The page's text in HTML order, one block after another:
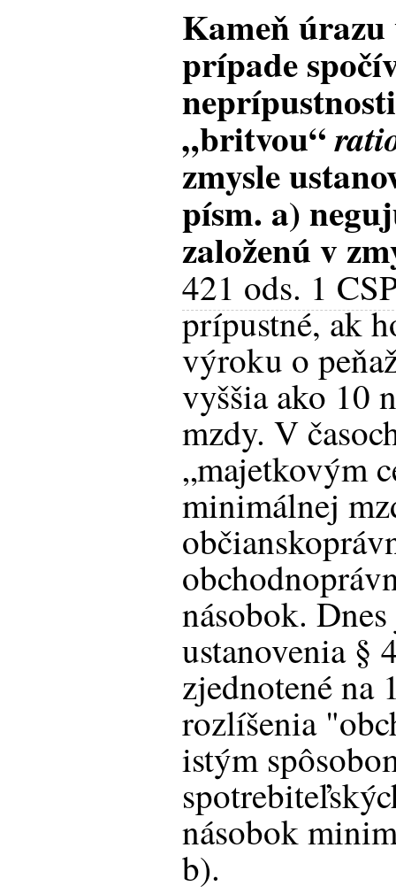
Kameň
prípade
„britvou“
zmysle
písm. a)
založenú v
421 ods. 1
prípustné, ak
výroku o
vyššia ako 10
mzdy. V
„majetkovým
minimálnej
násobok.
ustanovenia §
zjednotené na
rozlíšenia
istým
násobok
b).